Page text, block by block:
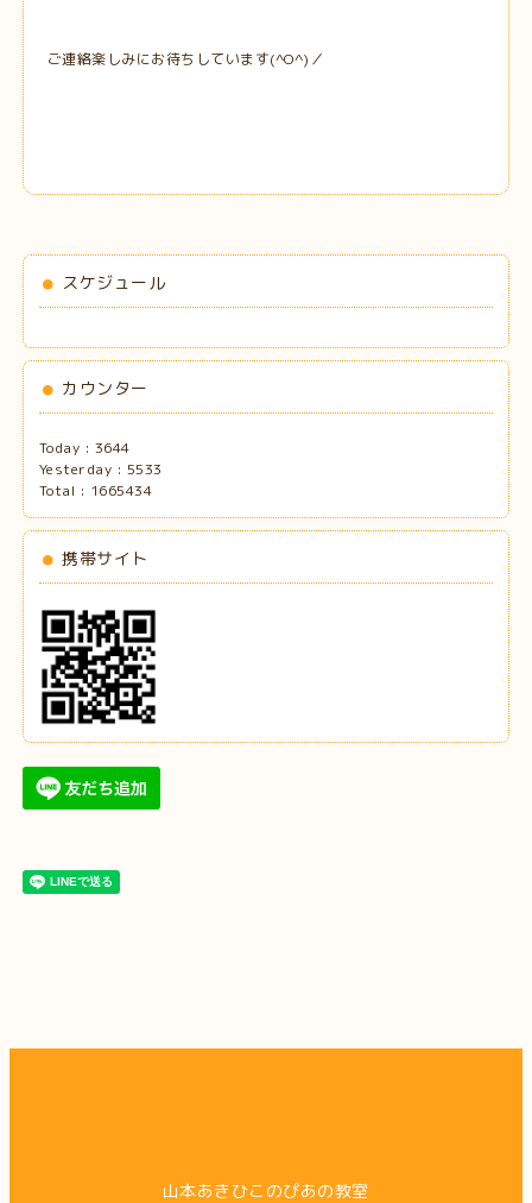
ご連絡楽しみにお待ちしています(^O^)／
スケジュール
カウンター
Today : 3644
Yesterday : 5533
Total : 1665434
携帯サイト
山本あきひこのぴあの教室